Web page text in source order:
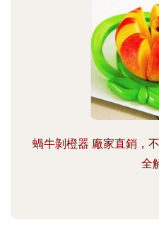
蝸牛剝橙器 廠家直銷，
全